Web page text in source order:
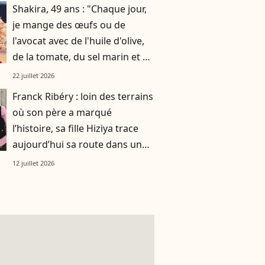
Shakira, 49 ans : "Chaque jour,
je mange des œufs ou de
l'avocat avec de l'huile d'olive,
de la tomate, du sel marin et un
smoothie"
22 juillet 2026
Franck Ribéry : loin des terrains
où son père a marqué
l’histoire, sa fille Hiziya trace
aujourd’hui sa route dans un
tout autre univers
12 juillet 2026